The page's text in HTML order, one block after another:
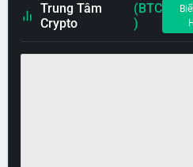
Trung Tâm
Crypto
(BTC
)